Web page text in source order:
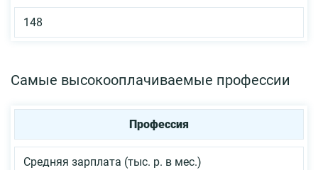
148
Самые высокооплачиваемые профессии
Профессия
Средняя зарплата (тыс. р. в мес.)